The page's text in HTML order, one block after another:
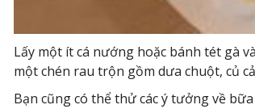
Lấy một ít cá nướng hoặc bánh tét gà
một chén rau trộn gồm dưa chuột, củ
Bạn cũng có thể thử các ý tưởng về